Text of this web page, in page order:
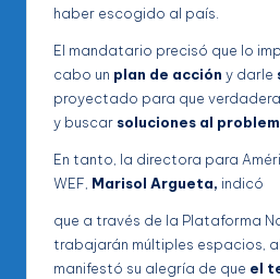
haber escogido al país.
El mandatario precisó que lo
cabo un plan de acción y darle
proyectado para que
y buscar soluciones al
En tanto, la directora para
WEF, Marisol Argueta, indicó
que a través de la Plataforma
trabajarán múltiples espacios,
manifestó su alegría de que el